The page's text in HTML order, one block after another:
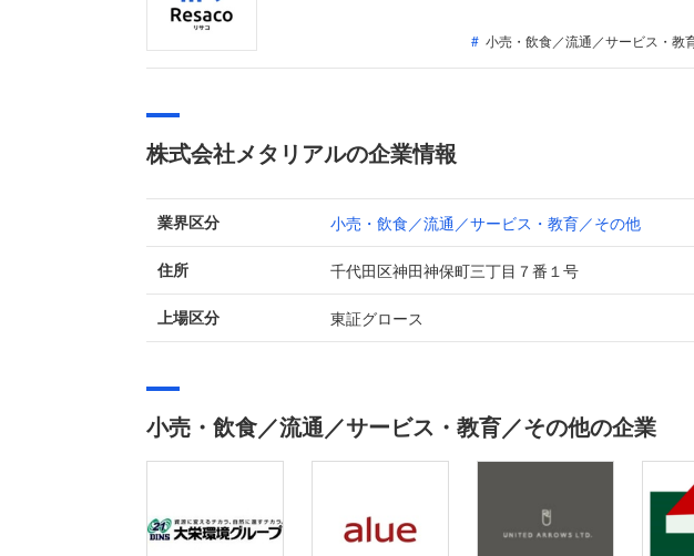
小売・飲食／流通／サービス・教
株式会社メタリアルの企業情報
業界区分 小売・飲食／流通／サービス・教育／その他
住所 千代田区神田神保町三丁目７番１号
上場区分 東証グロース
小売・飲食／流通／サービス・教育／その他の企業